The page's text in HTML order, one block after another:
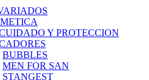
Y PROTECCION
BUBBLES
MEN FOR SAN
STANGEST